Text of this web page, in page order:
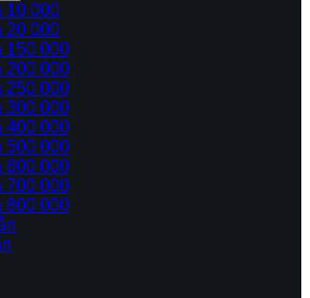
10 000
20 000
150 000
200 000
250 000
300 000
400 000
500 000
600 000
700 000
800 000